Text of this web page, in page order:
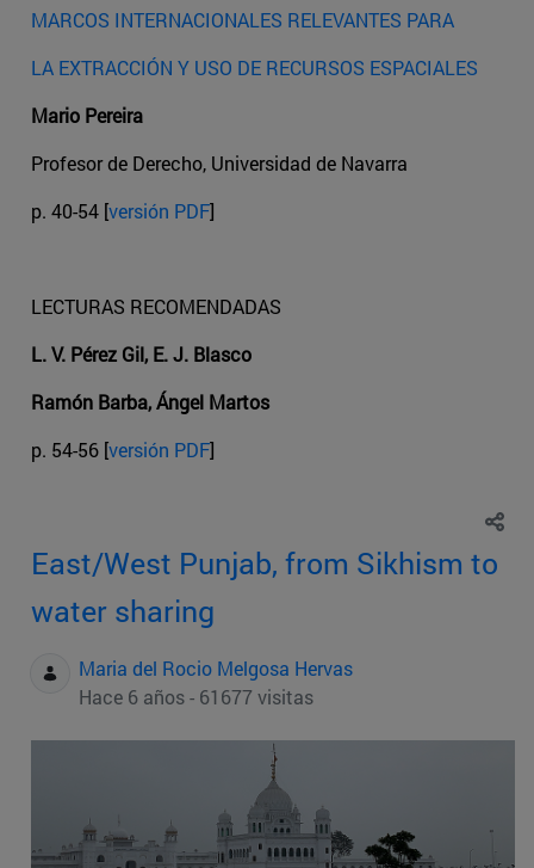
MARCOS INTERNACIONALES RELEVANTES PARA
LA EXTRACCIÓN Y USO DE RECURSOS ESPACIALES
Mario Pereira
Profesor de Derecho, Universidad de Navarra
p. 40-54 [versión PDF]
LECTURAS RECOMENDADAS
L. V. Pérez Gil, E. J. Blasco
Ramón Barba, Ángel Martos
p. 54-56 [versión PDF]
East/West Punjab, from Sikhism to
water sharing
Maria del Rocio Melgosa Hervas
Hace 6 años - 61677 visitas